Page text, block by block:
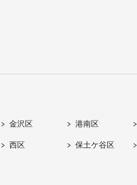
金沢区 港南区
西区 保土ケ谷区